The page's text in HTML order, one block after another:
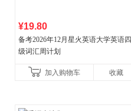
¥19.80
备考2026年12月星火英语大学英语四
级词汇周计划
加入购物车 收藏